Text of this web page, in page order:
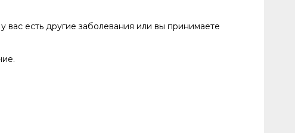
есть другие заболевания или вы принимаете